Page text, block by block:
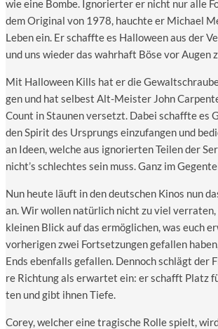
wie eine Bom­be. Igno­rier­ter er nicht nur alle
dem Ori­gi­nal von 1978, hauch­te er Micha­el
Leben ein. Er schaff­te es Hal­lo­ween aus der
und uns wie­der das wahr­haft Böse vor Augen
Mit Hal­lo­ween Kills hat er die
gen und hat sel­best Alt-Meis­ter John
Count in Stau­nen ver­setzt. Dabei schaff­te es
den Spi­rit des Ursprungs ein­zu­fan­gen und
an Ideen, wel­che aus igno­rier­ten Tei­len der
nicht’s schlech­tes sein muss. Ganz im
Nun heu­te läuft in den deut­schen Kinos nun
an. Wir wol­len natür­lich nicht zu viel ver­ra­ten,
klei­nen Blick auf das ermög­li­chen, was euch
vor­he­ri­gen zwei Fort­set­zun­gen gefal­len
Ends eben­falls gefal­len. Den­noch schlägt der
re Rich­tung als erwar­tet ein: er schafft Platz
ten und gibt ihnen Tiefe.
Corey, wel­cher eine tra­gi­sche Rol­le spielt,